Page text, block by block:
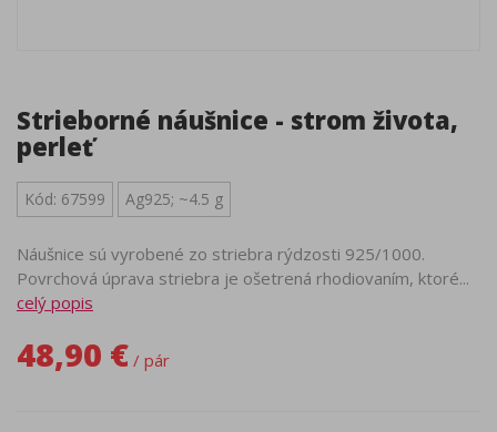
Strieborné náušnice - strom života,
perleť
Kód: 67599 Ag925; ~4.5 g
Náušnice sú vyrobené zo striebra rýdzosti 925/1000.
Povrchová úprava striebra je ošetrená rhodiovaním, ktoré...
celý popis
48,90 € / pár